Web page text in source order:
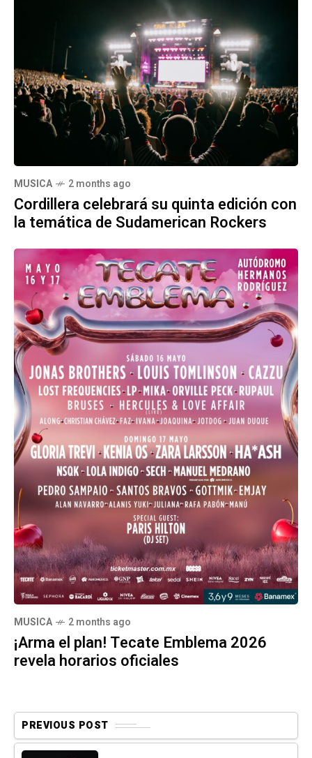
MUSICA 2 months ago
Cordillera celebrará su quinta edición con
la temática de Sudamerican Rockers
MUSICA 2 months ago
¡Arma el plan! Tecate Emblema 2026
revela horarios oficiales
PREVIOUS POST